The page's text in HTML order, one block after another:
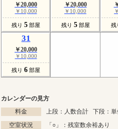
￥20,000
￥10,000
残り 5 部屋
￥20,000
￥10,000
残り 5 部屋 残
31
￥20,000
￥10,000
残り 6 部屋
カレンダーの見方
料金
上段：人数合計 下段：
空室状況
「○ 」：残室数余裕あ